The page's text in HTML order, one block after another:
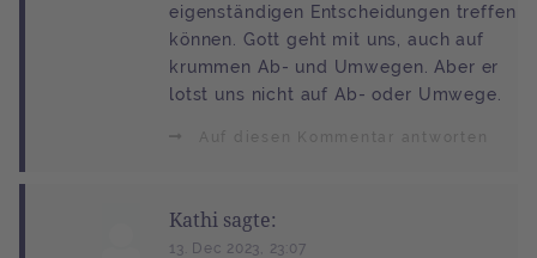
eigenständigen Entscheidungen treffen
können. Gott geht mit uns, auch auf
krummen Ab- und Umwegen. Aber er
lotst uns nicht auf Ab- oder Umwege.
Auf diesen Kommentar antworten
Kathi sagte:
13. Dec 2023, 23:07